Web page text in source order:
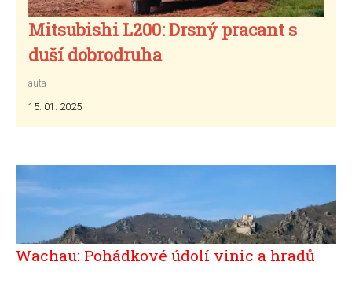
Mitsubishi L200: Drsný pracant s
duší dobrodruha
auta
15. 01. 2025
Wachau: Pohádkové údolí vinic a hradů